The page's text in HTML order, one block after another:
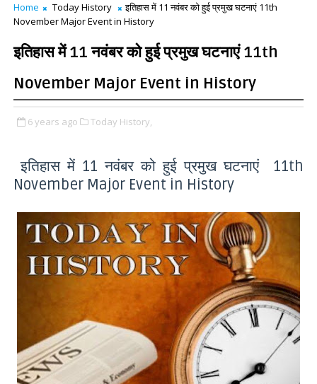
Home Today History
इतिहास में 11 नवंबर को हुई प्रमुख घटनाएं 11th
November Major Event in History
इतिहास में 11 नवंबर को हुई प्रमुख घटनाएं 11th
November Major Event in History
6 years ago Today History,
इतिहास में 11 नवंबर को हुई प्रमुख घटनाएं 11th
November Major Event in History